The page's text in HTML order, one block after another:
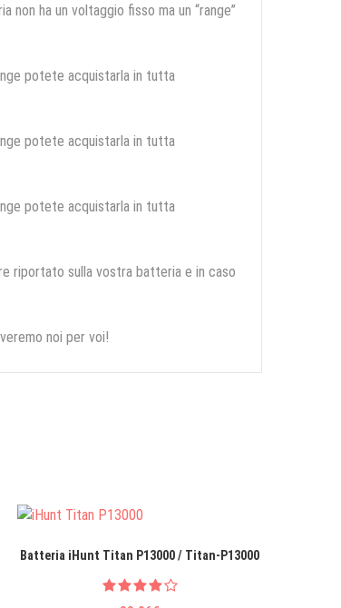
ha un voltaggio fisso ma un “range”
potete acquistarla in tutta
potete acquistarla in tutta
potete acquistarla in tutta
riportato sulla vostra batteria e in caso
noi per voi!
Batteria iHunt Titan P13000 / Titan-P13000